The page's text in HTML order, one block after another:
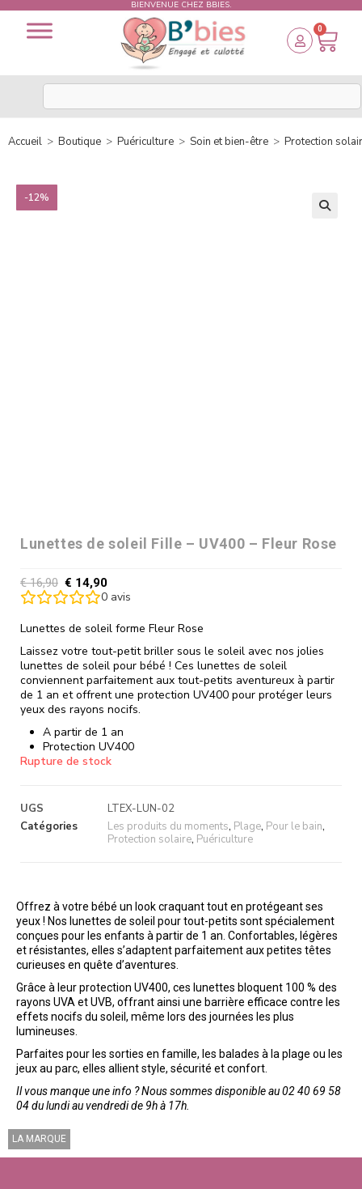
BIENVENUE CHEZ BBIES.
0
Accueil > Boutique > Puériculture > Soin et bien-être > Protection
-12%
Lunettes de soleil Fille – UV400 – Fleur Rose
€16,90 € 14,90
0 avis
Lunettes de soleil forme Fleur Rose
Laissez votre tout-petit briller sous le soleil avec nos jolies
lunettes de soleil pour bébé ! Ces lunettes de soleil
conviennent parfaitement aux tout-petits aventureux à partir
de 1 an et offrent une protection UV400 pour protéger leurs
yeux des rayons nocifs.
A partir de 1 an
Protection UV400
Rupture de stock
UGS
LTEX-LUN-02
Catégories
Les produits du moments, Plage, Pour le bain,
Protection solaire, Puériculture
Offrez à votre bébé un look craquant tout en protégeant ses
yeux ! Nos lunettes de soleil pour tout-petits sont spécialement
conçues pour les enfants à partir de 1 an. Confortables, légères
et résistantes, elles s’adaptent parfaitement aux petites têtes
curieuses en quête d’aventures.
Grâce à leur protection UV400, ces lunettes bloquent 100 % des
rayons UVA et UVB, offrant ainsi une barrière efficace contre les
effets nocifs du soleil, même lors des journées les plus
lumineuses.
Parfaites pour les sorties en famille, les balades à la plage ou les
jeux au parc, elles allient style, sécurité et confort.
Il vous manque une info ? Nous sommes disponible au 02 40 69 58
04 du lundi au vendredi de 9h à 17h.
LA MARQUE